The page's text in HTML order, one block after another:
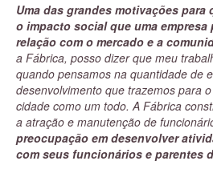
Uma das grandes motivações
o impacto social que uma empresa
relação com o mercado e a
a Fábrica, posso dizer que meu
quando pensamos na quantidade de
desenvolvimento que trazemos para
cidade como um todo. A Fábrica
a atração e manutenção de
preocupação em desenvolver
com seus funcionários e parentes